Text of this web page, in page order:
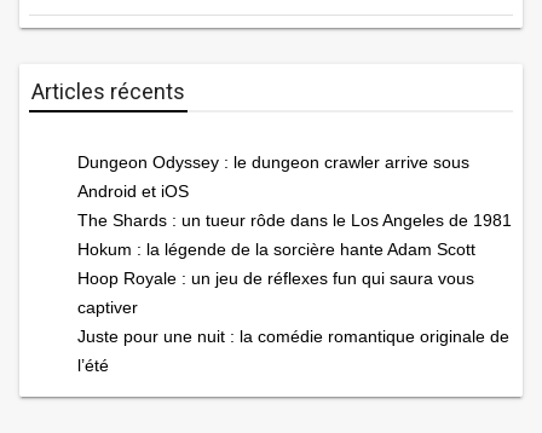
Articles récents
Dungeon Odyssey : le dungeon crawler arrive sous
Android et iOS
The Shards : un tueur rôde dans le Los Angeles de 1981
Hokum : la légende de la sorcière hante Adam Scott
Hoop Royale : un jeu de réflexes fun qui saura vous
captiver
Juste pour une nuit : la comédie romantique originale de
l’été